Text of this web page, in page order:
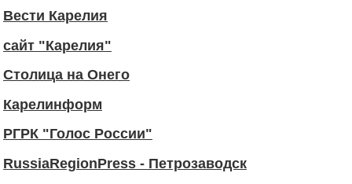
Вести Карелия
сайт "Карелия"
Столица на Онего
Карелинформ
РГРК "Голос России"
RussiaRegionPress - Петрозаводск